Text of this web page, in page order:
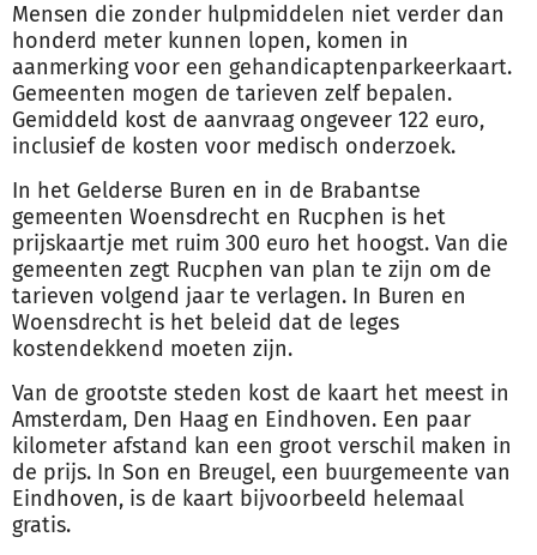
Mensen die zonder hulpmiddelen niet verder dan
honderd meter kunnen lopen, komen in
aanmerking voor een gehandicaptenparkeerkaart.
Gemeenten mogen de tarieven zelf bepalen.
Gemiddeld kost de aanvraag ongeveer 122 euro,
inclusief de kosten voor medisch onderzoek.
In het Gelderse Buren en in de Brabantse
gemeenten Woensdrecht en Rucphen is het
prijskaartje met ruim 300 euro het hoogst. Van die
gemeenten zegt Rucphen van plan te zijn om de
tarieven volgend jaar te verlagen. In Buren en
Woensdrecht is het beleid dat de leges
kostendekkend moeten zijn.
Van de grootste steden kost de kaart het meest in
Amsterdam, Den Haag en Eindhoven. Een paar
kilometer afstand kan een groot verschil maken in
de prijs. In Son en Breugel, een buurgemeente van
Eindhoven, is de kaart bijvoorbeeld helemaal
gratis.